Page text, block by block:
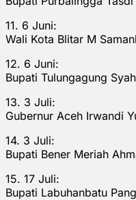
11. 6 Juni:
Wali Kota Blitar M
12. 6 Juni:
Bupati Tulungagung
13. 3 Juli:
Gubernur Aceh Irwandi
14. 3 Juli:
Bupati Bener Meriah
15. 17 Juli:
Bupati Labuhanbatu